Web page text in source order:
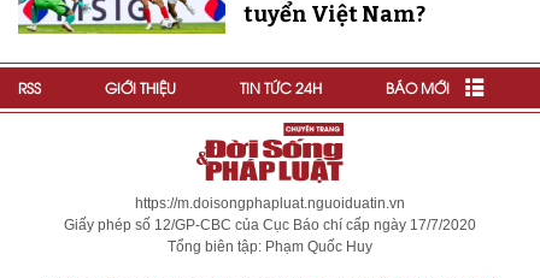
tuyển Việt Nam?
RSS GIỚI THIỆU TIN TỨC 24H BÁO MỚI
https://m.doisongphapluat.nguoiduatin.vn
Giấy phép số 12/GP-CBC của Cục Báo chí cấp ngày 17/7/2020
Tổng biên tập: Phạm Quốc Huy